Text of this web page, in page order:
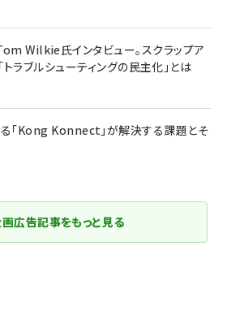
Wilkie氏インタビュー。スクラップア
ラブルシューティングの民主化」とは
「Kong Konnect」が解決する課題とそ
広告記事をもっと見る